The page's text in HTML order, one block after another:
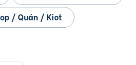
/ Quán / Kiot